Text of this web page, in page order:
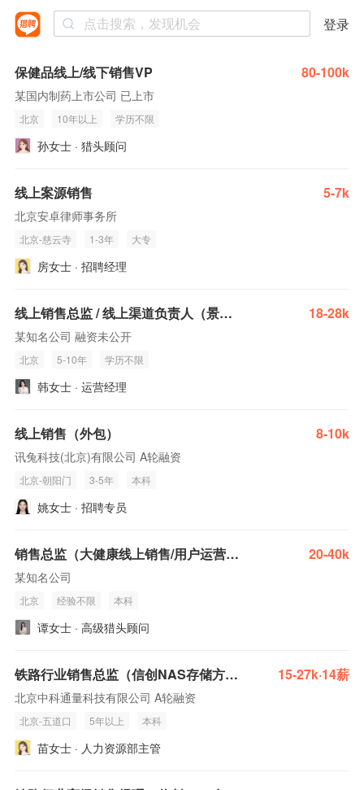
登录
保健品线上/线下销售VP 80-100k
某国内制药上市公司 已上市
北京 10年以上 学历不限
孙女士 · 猎头顾问
线上案源销售 5-7k
北京安卓律师事务所
北京-慈云寺 1-3年 大专
房女士 · 招聘经理
线上销售总监 / 线上渠道负责人（景区+酒店） 18-28k
某知名公司 融资未公开
北京 5-10年 学历不限
韩女士 · 运营经理
线上销售（外包） 8-10k
讯兔科技(北京)有限公司 A轮融资
北京-朝阳门 3-5年 本科
姚女士 · 招聘专员
销售总监（大健康线上销售/用户运营/私域变现） 20-40k
某知名公司
北京 经验不限 本科
谭女士 · 高级猎头顾问
铁路行业销售总监（信创NAS存储方向） 15-27k·14薪
北京中科通量科技有限公司 A轮融资
北京-五道口 5年以上 本科
苗女士 · 人力资源部主管